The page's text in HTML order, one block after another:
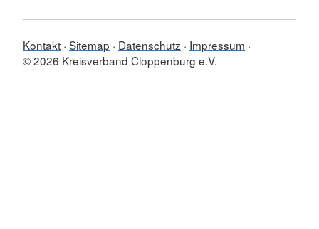
Kontakt Sitemap Datenschutz
Impressum
© 2026 Kreisverband Cloppenburg e.V.